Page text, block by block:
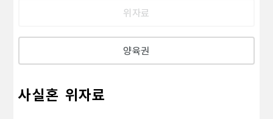
위자료
양육권
사실혼 위자료